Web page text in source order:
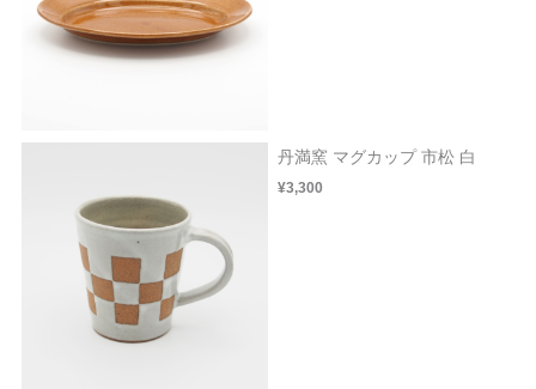
丹満窯 マグカップ 市松 白
¥3,300